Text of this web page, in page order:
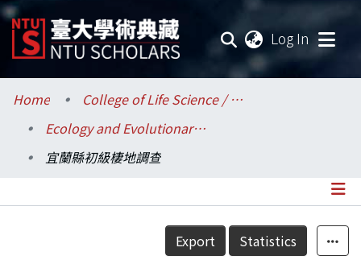
Log In
Communities & Collections
Research Outputs
Home
College of Life Science / 生命科學院
Ecology and Evolutionary Biology / 生態學與演化生物學研究所
宜蘭縣初級棲地調查
Details
Export Statistics